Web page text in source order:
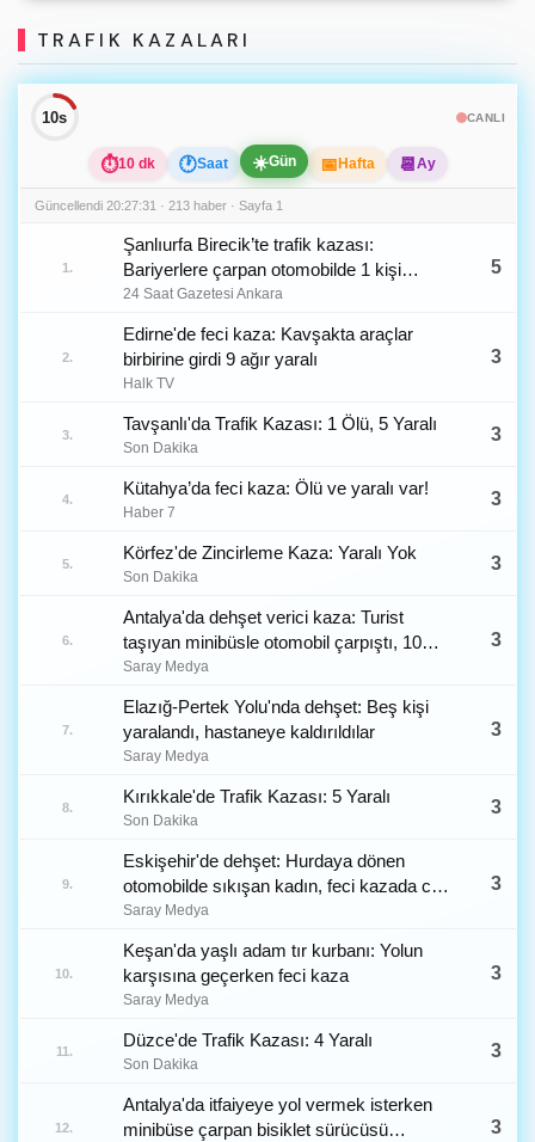
TRAFIK KAZALARI
9s
⏱10 dk 🕐Saat ☀️Gün 📅 Hafta 📆 Ay
CANLI
Güncellendi 20:27:31 · 213 haber · Sayfa 1
1.
Şanlıurfa Birecik’te trafik kazası:
Bariyerlere çarpan otomobilde 1 kişi
hayatını kaybetti
24 Saat Gazetesi Ankara
5
2.
Edirne'de feci kaza: Kavşakta araçlar
birbirine girdi 9 ağır yaralı
Halk TV
3
3.
Tavşanlı'da Trafik Kazası: 1 Ölü, 5 Yaralı
Son Dakika
3
4.
Kütahya’da feci kaza: Ölü ve yaralı var!
Haber 7
3
5.
Körfez'de Zincirleme Kaza: Yaralı Yok
Son Dakika
3
6.
Antalya'da dehşet verici kaza: Turist
taşıyan minibüsle otomobil çarpıştı, 10
yaralı
Saray Medya
3
7.
Elazığ-Pertek Yolu'nda dehşet: Beş kişi
yaralandı, hastaneye kaldırıldılar
Saray Medya
3
8.
Kırıkkale'de Trafik Kazası: 5 Yaralı
Son Dakika
3
9.
Eskişehir'de dehşet: Hurdaya dönen
otomobilde sıkışan kadın, feci kazada can
verdi
Saray Medya
3
10.
Keşan'da yaşlı adam tır kurbanı: Yolun
karşısına geçerken feci kaza
Saray Medya
3
11.
Düzce'de Trafik Kazası: 4 Yaralı
Son Dakika
3
12.
Antalya'da itfaiyeye yol vermek isterken
minibüse çarpan bisiklet sürücüsü
3